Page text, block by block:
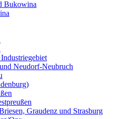
Bukowina
Neudorf-Neubruch
Graudenz und Strasburg